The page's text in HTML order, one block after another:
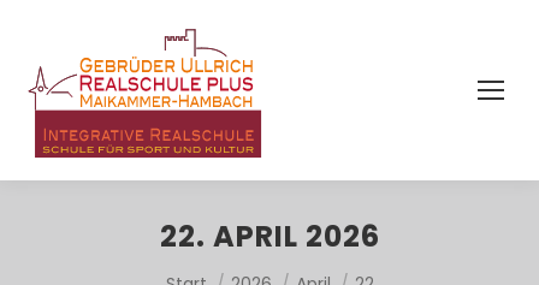
22. APRIL 2026
Sie befinden sich hier: